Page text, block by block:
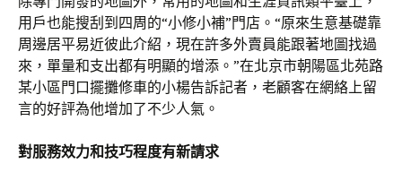
用戶也能搜刮到四周的“小修小補”門店。“原來生意基礎靠
周邊居平易近彼此介紹，現在許多外賣員能跟著地圖找過
來，單量和支出都有明顯的增添。”在北京市朝陽區北苑路
某小區門口擺攤修車的小楊告訴記者，老顧客在網絡上留
言的好評為他增加了不少人氣。
對服務效力和技巧程度有新請求